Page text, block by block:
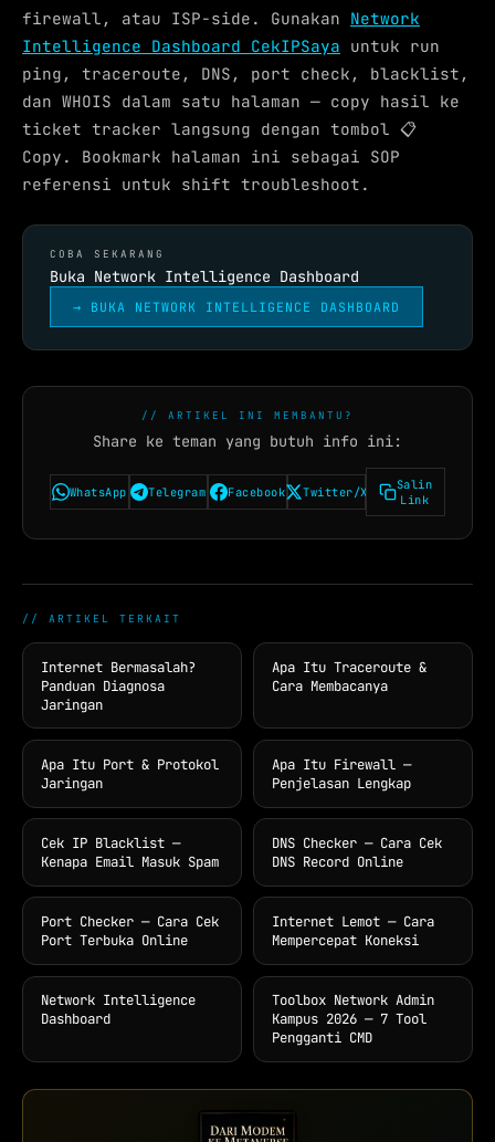
firewall, atau ISP-side. Gunakan Network
Intelligence Dashboard CekIPSaya untuk run
ping, traceroute, DNS, port check, blacklist,
dan WHOIS dalam satu halaman — copy hasil ke
ticket tracker langsung dengan tombol 📋
Copy. Bookmark halaman ini sebagai SOP
referensi untuk shift troubleshoot.
COBA SEKARANG
Buka Network Intelligence Dashboard
→ BUKA NETWORK INTELLIGENCE DASHBOARD
// ARTIKEL INI MEMBANTU?
Share ke teman yang butuh info ini:
WhatsApp Telegram Facebook Twitter/X
Salin
Link
// ARTIKEL TERKAIT
Internet Bermasalah?
Panduan Diagnosa
Jaringan
Apa Itu Traceroute &
Cara Membacanya
Apa Itu Port & Protokol
Jaringan
Apa Itu Firewall —
Penjelasan Lengkap
Cek IP Blacklist —
Kenapa Email Masuk Spam
DNS Checker — Cara Cek
DNS Record Online
Port Checker — Cara Cek
Port Terbuka Online
Internet Lemot — Cara
Mempercepat Koneksi
Network Intelligence
Dashboard
Toolbox Network Admin
Kampus 2026 — 7 Tool
Pengganti CMD